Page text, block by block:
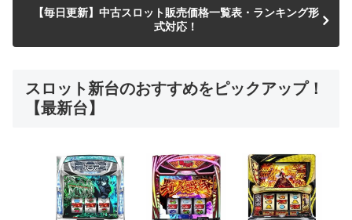
【毎日更新】中古スロット販売価格一覧表・ランキング形
式対応！
スロット新台のおすすめをピックアップ！
【最新台】